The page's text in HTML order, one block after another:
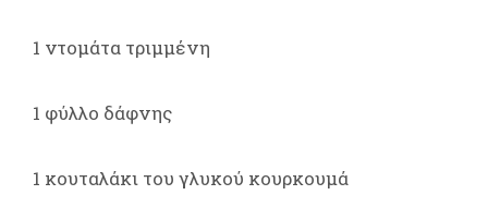
1 ντομάτα τριμμένη
1 φύλλο δάφνης
1 κουταλάκι του γλυκού κουρκουμά